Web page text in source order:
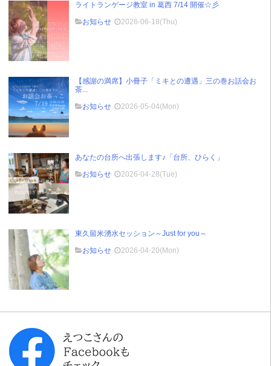
ライトランゲージ教室 in 葛西 7/14 開催☆彡
お知らせ
2026-06-18(Thu)
【感謝の満席】小冊子「ミキとの遭遇」三の巻お話会お
茶...
お知らせ
2026-05-04(Mon)
あなたの台所へ出張します♪「台所、ひらく」
お知らせ
2026-04-28(Tue)
東久留米湧水セッション～Just for you～
お知らせ
2026-04-20(Mon)